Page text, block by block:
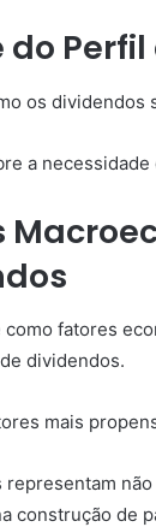
Perfil
os
a
como fatores
dividendos.
mais
representam
construção de